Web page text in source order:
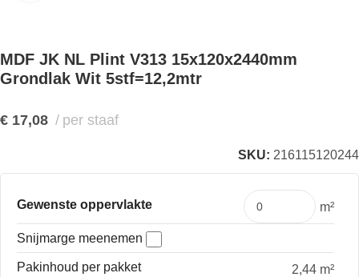
MDF JK NL Plint V313 15x120x2440mm
Grondlak Wit 5stf=12,2mtr
€ 17,08 per staaf
SKU: 216115120244
Gewenste oppervlakte m²
Snijmarge meenemen
Pakinhoud per pakket
2,44 m²